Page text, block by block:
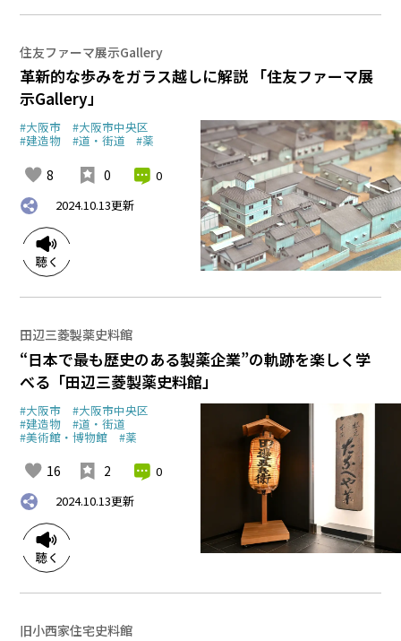
住友ファーマ展示Gallery
革新的な歩みをガラス越しに解説 「住友ファーマ展
示Gallery」
#大阪市 #大阪市中央区
#建造物 #道・街道 #薬
8 0
0
2024.10.13更新
田辺三菱製薬史料館
“日本で最も歴史のある製薬企業”の軌跡を楽しく学
べる「田辺三菱製薬史料館」
#大阪市 #大阪市中央区
#建造物 #道・街道
#美術館・博物館 #薬
16 2
0
2024.10.13更新
旧小西家住宅史料館